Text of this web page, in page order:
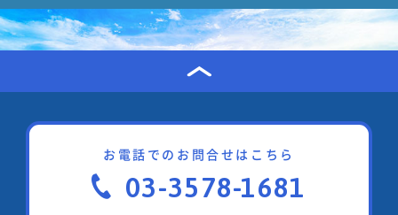
お電話でのお問合せはこちら
03-3578-1681